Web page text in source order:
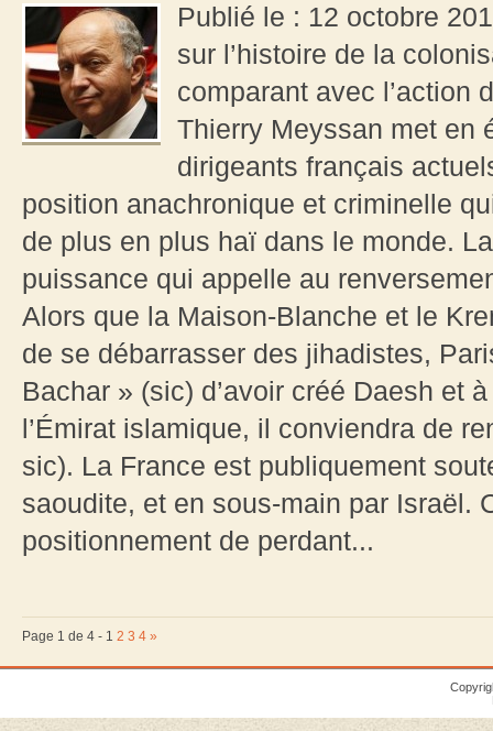
Publié le : 12 octobre
sur l’histoire de la
comparant avec l’action
Thierry Meyssan met en
dirigeants français
position anachronique et criminelle
de plus en plus haï dans le monde.
puissance qui appelle au
Alors que la Maison-Blanche et le
de se débarrasser des jihadistes,
Bachar » (sic) d’avoir créé Daesh et
l’Émirat islamique, il conviendra de
sic). La France est publiquement
saoudite, et en sous-main par Israël.
positionnement de perdant...
Page 1 de 4 - 1 2 3 4 »